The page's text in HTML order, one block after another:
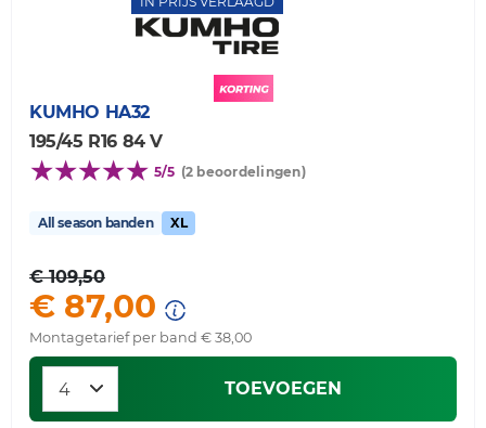
KUMHO HA32
195/45 R16 84 V
5/5 (2 beoordelingen)
All season banden XL
€ 109,50
€ 87,00
Montagetarief per band € 38,00
TOEVOEGEN